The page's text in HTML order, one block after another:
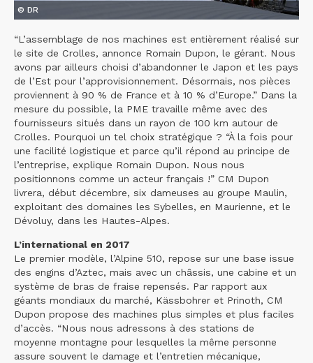
© DR
“L’assemblage de nos machines est entièrement réalisé sur
le site de Crolles, annonce Romain Dupon, le gérant. Nous
avons par ailleurs choisi d’abandonner le Japon et les pays
de l’Est pour l’approvisionnement. Désormais, nos pièces
proviennent à 90 % de France et à 10 % d’Europe.” Dans la
mesure du possible, la PME travaille même avec des
fournisseurs situés dans un rayon de 100 km autour de
Crolles. Pourquoi un tel choix stratégique ? “À la fois pour
une facilité logistique et parce qu’il répond au principe de
l’entreprise, explique Romain Dupon. Nous nous
positionnons comme un acteur français !” CM Dupon
livrera, début décembre, six dameuses au groupe Maulin,
exploitant des domaines les Sybelles, en Maurienne, et le
Dévoluy, dans les Hautes-Alpes.
L’international en 2017
Le premier modèle, l’Alpine 510, repose sur une base issue
des engins d’Aztec, mais avec un châssis, une cabine et un
système de bras de fraise repensés. Par rapport aux
géants mondiaux du marché, Kässbohrer et Prinoth, CM
Dupon propose des machines plus simples et plus faciles
d’accès. “Nous nous adressons à des stations de
moyenne montagne pour lesquelles la même personne
assure souvent le damage et l’entretien mécanique,